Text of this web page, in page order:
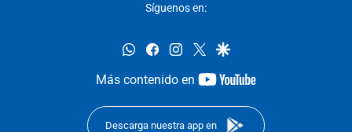
Síguenos en:
whatsappfacebookinstagram
twittergoogle
Más contenido en
youtube-
Descarga nuestra app en